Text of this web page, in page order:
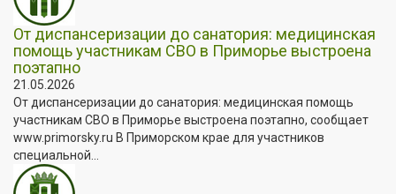
От диспансеризации до санатория: медицинская
помощь участникам СВО в Приморье выстроена
поэтапно
21.05.2026
От диспансеризации до санатория: медицинская помощь
участникам СВО в Приморье выстроена поэтапно, сообщает
www.primorsky.ru В Приморском крае для участников
специальной...